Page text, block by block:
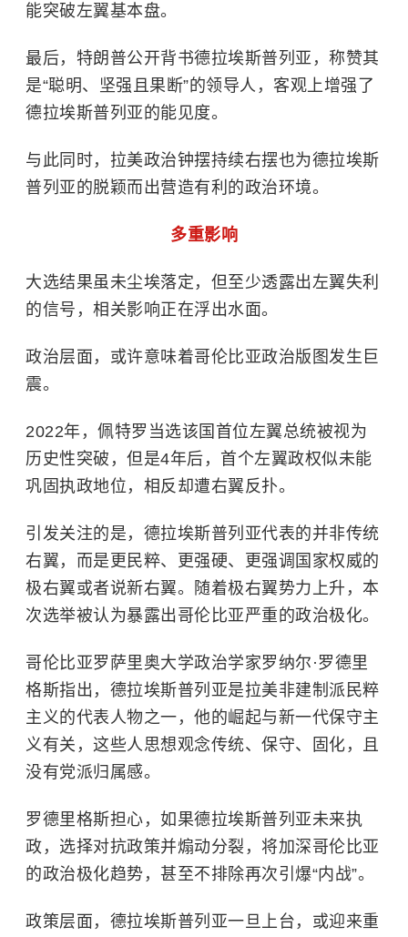
能突破左翼基本盘。
最后，特朗普公开背书德拉埃斯普列亚，称赞其
是“聪明、坚强且果断”的领导人，客观上增强了
德拉埃斯普列亚的能见度。
与此同时，拉美政治钟摆持续右摆也为德拉埃斯
普列亚的脱颖而出营造有利的政治环境。
多重影响
大选结果虽未尘埃落定，但至少透露出左翼失利
的信号，相关影响正在浮出水面。
政治层面，或许意味着哥伦比亚政治版图发生巨
震。
2022年，佩特罗当选该国首位左翼总统被视为
历史性突破，但是4年后，首个左翼政权似未能
巩固执政地位，相反却遭右翼反扑。
引发关注的是，德拉埃斯普列亚代表的并非传统
右翼，而是更民粹、更强硬、更强调国家权威的
极右翼或者说新右翼。随着极右翼势力上升，本
次选举被认为暴露出哥伦比亚严重的政治极化。
哥伦比亚罗萨里奥大学政治学家罗纳尔·罗德里
格斯指出，德拉埃斯普列亚是拉美非建制派民粹
主义的代表人物之一，他的崛起与新一代保守主
义有关，这些人思想观念传统、保守、固化，且
没有党派归属感。
罗德里格斯担心，如果德拉埃斯普列亚未来执
政，选择对抗政策并煽动分裂，将加深哥伦比亚
的政治极化趋势，甚至不排除再次引爆“内战”。
政策层面，德拉埃斯普列亚一旦上台，或迎来重